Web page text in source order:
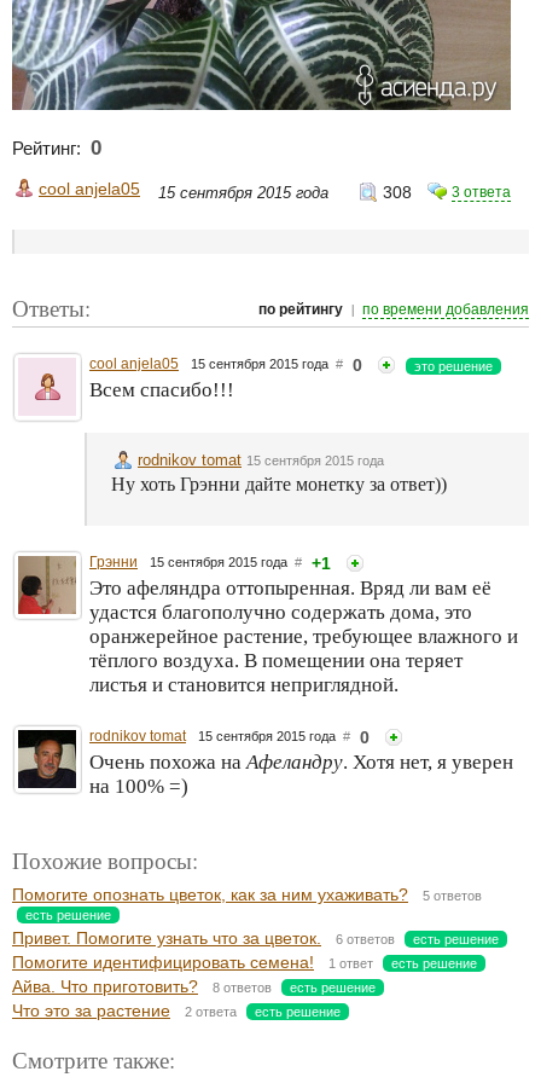
Рейтинг: 0
cool anjela05 15 сентября 2015 года 308 3 ответа
Ответы: по рейтингу | по времени добавления
cool anjela05 15 сентября 2015 года # 0 это решение
Всем спасибо!!!
rodnikov tomat 15 сентября 2015 года
Ну хоть Грэнни дайте монетку за ответ))
Грэнни 15 сентября 2015 года # +1
Это афеляндра оттопыренная. Вряд ли вам её
удастся благополучно содержать дома, это
оранжерейное растение, требующее влажного и
тёплого воздуха. В помещении она теряет
листья и становится неприглядной.
rodnikov tomat 15 сентября 2015 года # 0
Очень похожа наАфеландру. Хотя нет, я уверен
на 100% =)
Похожие вопросы:
Помогите опознать цветок, как за ним ухаживать?
5 ответов
есть решение
Привет. Помогите узнать что за цветок. 6 ответов есть решение
Помогите идентифицировать семена! 1 ответ есть решение
Айва. Что приготовить? 8 ответов есть решение
Что это за растение 2 ответа есть решение
Смотрите также: